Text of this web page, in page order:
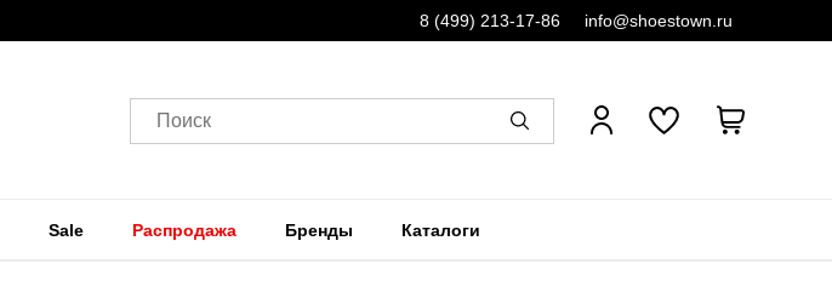
8 (499) 213-17-86 info@shoestown.ru
Поиск
Sale Распродажа Бренды Каталоги